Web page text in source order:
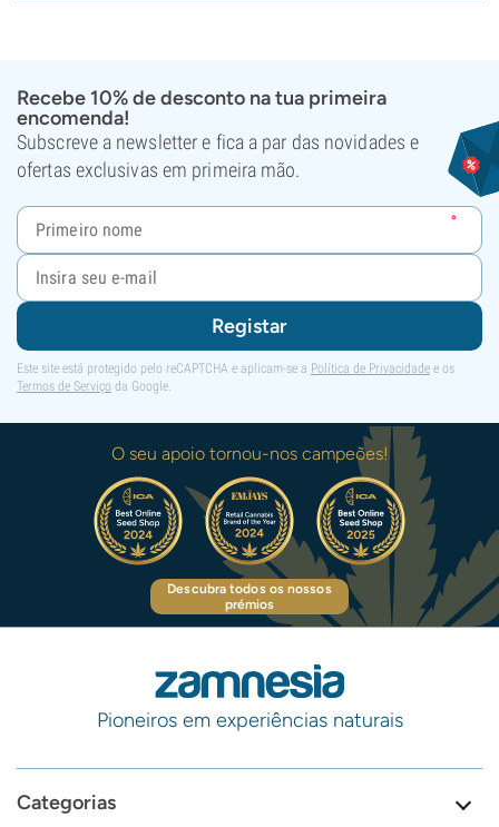
Recebe 10% de desconto na tua primeira
encomenda!
Subscreve a newsletter e fica a par das novidades e
ofertas exclusivas em primeira mão.
Registar
Este site está protegido pelo reCAPTCHA e aplicam-se a Política de Privacidade e os
Termos de Serviço da Google.
O seu apoio tornou-nos campeões!
Descubra todos os nossos
prémios
Pioneiros em experiências naturais
Categorias